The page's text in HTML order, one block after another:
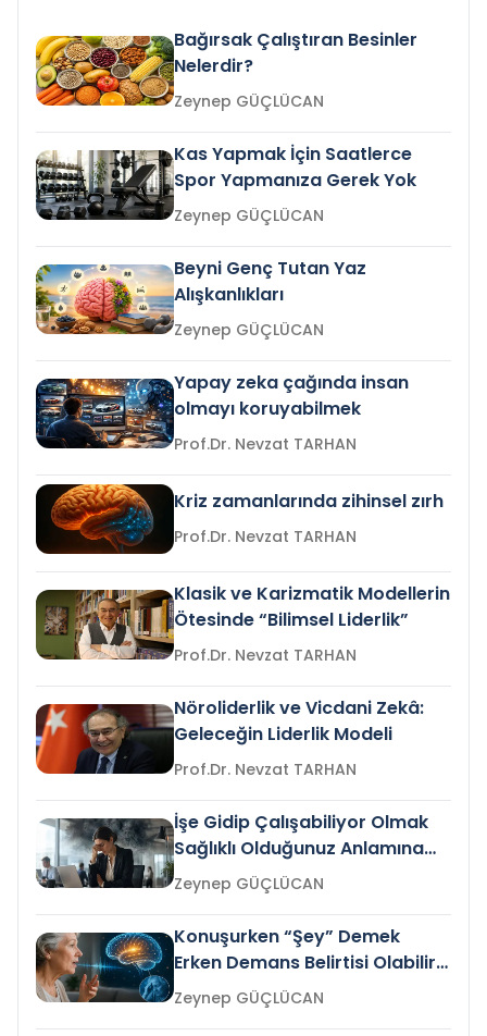
Bağırsak Çalıştıran Besinler
Nelerdir?
Zeynep GÜÇLÜCAN
Kas Yapmak İçin Saatlerce
Spor Yapmanıza Gerek Yok
Zeynep GÜÇLÜCAN
Beyni Genç Tutan Yaz
Alışkanlıkları
Zeynep GÜÇLÜCAN
Yapay zeka çağında insan
olmayı koruyabilmek
Prof.Dr. Nevzat TARHAN
Kriz zamanlarında zihinsel zırh
Prof.Dr. Nevzat TARHAN
Klasik ve Karizmatik Modellerin
Ötesinde “Bilimsel Liderlik”
Prof.Dr. Nevzat TARHAN
Nöroliderlik ve Vicdani Zekâ:
Geleceğin Liderlik Modeli
Prof.Dr. Nevzat TARHAN
İşe Gidip Çalışabiliyor Olmak
Sağlıklı Olduğunuz Anlamına
Gelir mi?Zeynep GÜÇLÜCAN
Konuşurken “Şey” Demek
Erken Demans Belirtisi Olabilir
mi?
Zeynep GÜÇLÜCAN